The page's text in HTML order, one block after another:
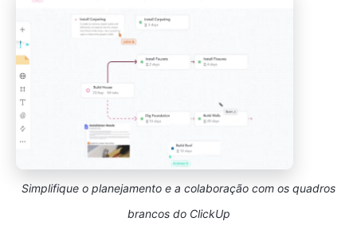
Simplifique o planejamento e a colaboração com os quadros
brancos do ClickUp